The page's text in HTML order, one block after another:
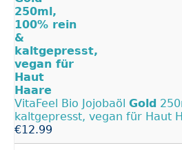
VitaFeel Bio Jojobaöl Gold
kaltgepresst, vegan für Haut
€12.99